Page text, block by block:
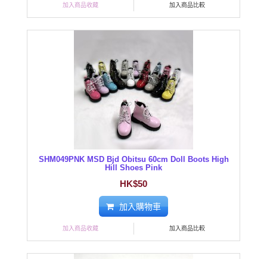
加入商品收藏 加入商品比較
SHM049PNK MSD Bjd Obitsu 60cm Doll Boots High
Hill Shoes Pink
HK$50
加入購物車
加入商品收藏 加入商品比較